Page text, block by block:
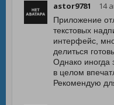
astor9781 14
Приложение
текстовых
интерфейс,
делиться
Однако иногда
в целом
Рекомендую